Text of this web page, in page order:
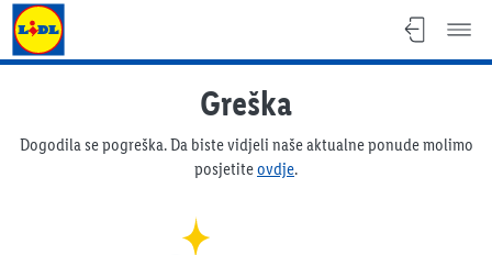
Lidl katalog
Greška
Dogodila se pogreška. Da biste vidjeli naše aktualne ponude molimo
posjetiteovdje.